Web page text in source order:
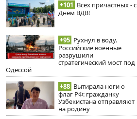
+101 Всех причастных - с
Днём ВДВ!
+95 Рухнул в воду.
Российские военные
разрушили
стратегический мост под
Одессой
+88 Вытирала ноги о
флаг РФ: гражданку
Узбекистана отправляют
на родину